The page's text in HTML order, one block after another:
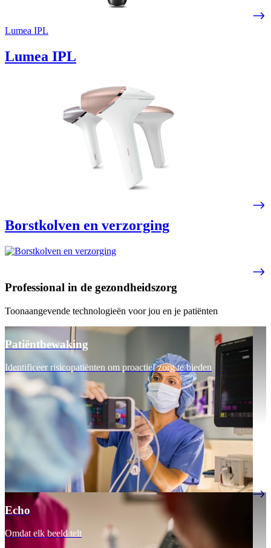
Lumea IPL
Lumea IPL
Borstkolven en verzorging
Professional in de gezondheidszorg
Toonaangevende technologieën voor jou en je patiënten
Patiëntbewaking
Identificeer risicopatiënten om proactief zorg te bieden
Echo
Omdat elk beeld telt